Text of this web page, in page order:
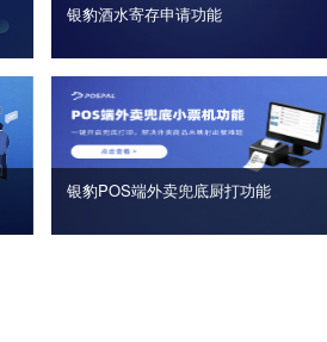
银豹酒水寄存申请功能
银豹POS端外卖兜底厨打功能